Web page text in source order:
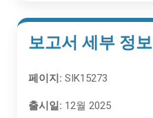
보고서 세부 정보
페이지: SIK15273
출시일: 12월 2025